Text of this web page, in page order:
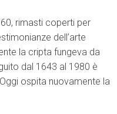
rimasti coperti per
dell’arte
la cripta fungeva da
dal 1643 al 1980 è
ospita nuovamente la